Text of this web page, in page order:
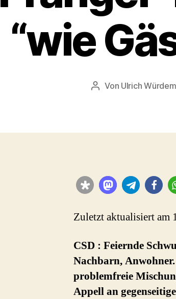
“wie
Beitragsautor
Von Ulrich
Zuletzt aktualisiert am
CSD : Feiernde
Nachbarn,
problemfreie
Appell an